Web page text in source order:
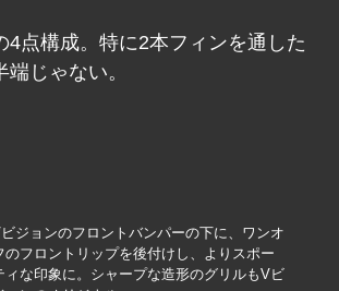
点構成。特に2本フィンを通した
じゃない。
ジョンのフロントバンパーの下に、ワンオ
のフロントリップを後付けし、よりスポー
ィな印象に。シャープな造形のグリルもVビ